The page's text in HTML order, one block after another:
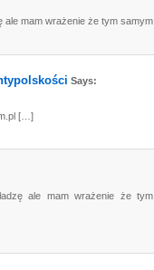
ale mam wrażenie że tym samym
Says:
[…]
ale mam wrażenie że tym